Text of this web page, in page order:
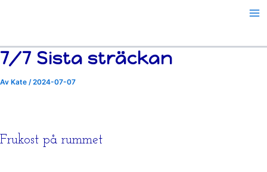
7/7 Sista sträckan
Av Kate /2024-07-07
Frukost på rummet